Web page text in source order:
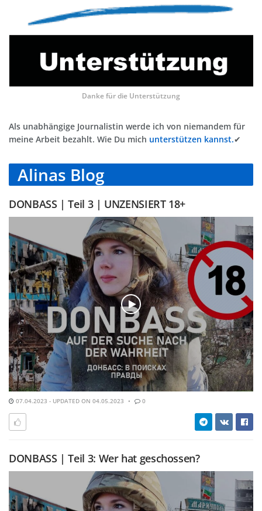
Danke für die Unterstützung
Als unabhängige Journalistin werde ich von niemandem für
meine Arbeit bezahlt. Wie Du mich unterstützen kannst.✔
Alinas Blog
DONBASS | Teil 3 | UNZENSIERT 18+
07.04.2023 - UPDATED ON 04.05.2023 0
DONBASS | Teil 3: Wer hat geschossen?